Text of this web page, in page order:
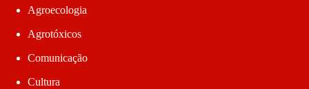
Agroecologia
Agrotóxicos
Comunicação
Cultura